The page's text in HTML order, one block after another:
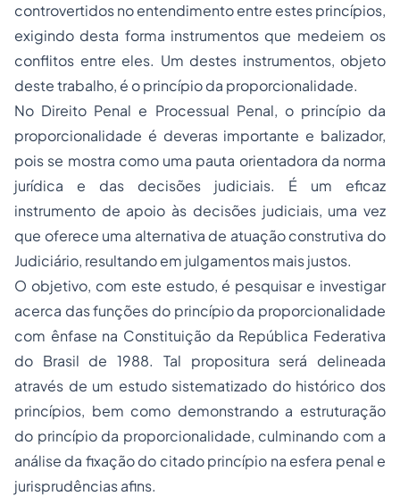
controvertidos no entendimento entre estes princípios,
exigindo desta forma instrumentos que medeiem os
conflitos entre eles. Um destes instrumentos, objeto
deste trabalho, é o princípio da proporcionalidade.
No Direito Penal e Processual Penal, o princípio da
proporcionalidade é deveras importante e balizador,
pois se mostra como uma pauta orientadora da norma
jurídica e das decisões judiciais. É um eficaz
instrumento de apoio às decisões judiciais, uma vez
que oferece uma alternativa de atuação construtiva do
Judiciário, resultando em julgamentos mais justos.
O objetivo, com este estudo, é pesquisar e investigar
acerca das funções do princípio da proporcionalidade
com ênfase na Constituição da República Federativa
do Brasil de 1988. Tal propositura será delineada
através de um estudo sistematizado do histórico dos
princípios, bem como demonstrando a estruturação
do princípio da proporcionalidade, culminando com a
análise da fixação do citado princípio na esfera penal e
jurisprudências afins.